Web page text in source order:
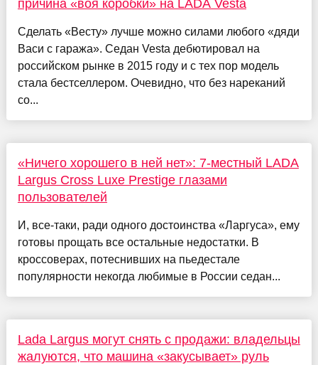
причина «воя коробки» на LADA Vesta
Сделать «Весту» лучше можно силами любого «дяди
Васи с гаража». Седан Vesta дебютировал на
российском рынке в 2015 году и с тех пор модель
стала бестселлером. Очевидно, что без нареканий
со...
«Ничего хорошего в ней нет»: 7-местный LADA
Largus Cross Luxe Prestige глазами
пользователей
И, все-таки, ради одного достоинства «Ларгуса», ему
готовы прощать все остальные недостатки. В
кроссоверах, потеснивших на пьедестале
популярности некогда любимые в России седан...
Lada Largus могут снять с продажи: владельцы
жалуются, что машина «закусывает» руль